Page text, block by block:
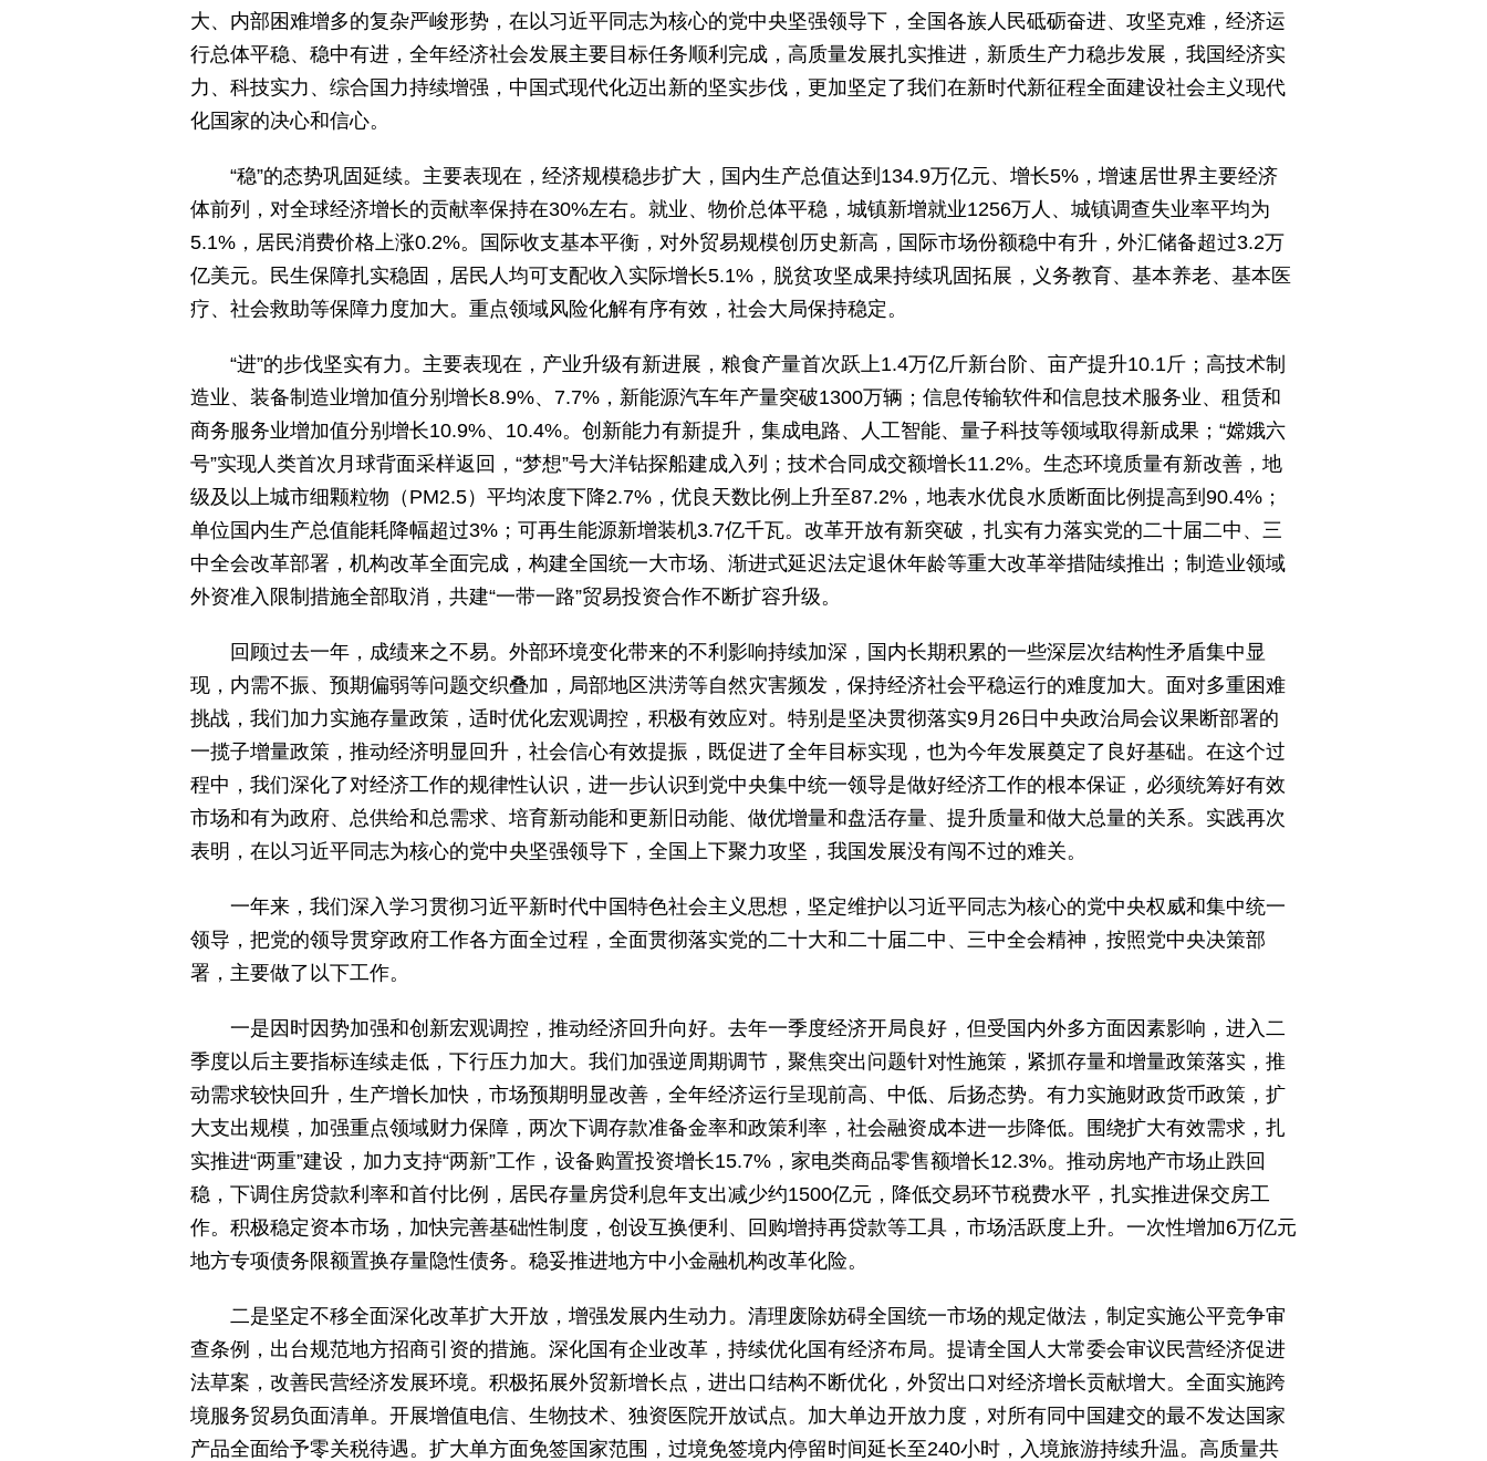
大、内部困难增多的复杂严峻形势，在以习近平同志为核心的党中央坚强领导下，全国各族人民砥砺奋进、攻坚克难，经济运
行总体平稳、稳中有进，全年经济社会发展主要目标任务顺利完成，高质量发展扎实推进，新质生产力稳步发展，我国经济实
力、科技实力、综合国力持续增强，中国式现代化迈出新的坚实步伐，更加坚定了我们在新时代新征程全面建设社会主义现代
化国家的决心和信心。
“稳”的态势巩固延续。主要表现在，经济规模稳步扩大，国内生产总值达到134.9万亿元、增长5%，增速居世界主要经济
体前列，对全球经济增长的贡献率保持在30%左右。就业、物价总体平稳，城镇新增就业1256万人、城镇调查失业率平均为
5.1%，居民消费价格上涨0.2%。国际收支基本平衡，对外贸易规模创历史新高，国际市场份额稳中有升，外汇储备超过3.2万
亿美元。民生保障扎实稳固，居民人均可支配收入实际增长5.1%，脱贫攻坚成果持续巩固拓展，义务教育、基本养老、基本医
疗、社会救助等保障力度加大。重点领域风险化解有序有效，社会大局保持稳定。
“进”的步伐坚实有力。主要表现在，产业升级有新进展，粮食产量首次跃上1.4万亿斤新台阶、亩产提升10.1斤；高技术制
造业、装备制造业增加值分别增长8.9%、7.7%，新能源汽车年产量突破1300万辆；信息传输软件和信息技术服务业、租赁和
商务服务业增加值分别增长10.9%、10.4%。创新能力有新提升，集成电路、人工智能、量子科技等领域取得新成果；“嫦娥六
号”实现人类首次月球背面采样返回，“梦想”号大洋钻探船建成入列；技术合同成交额增长11.2%。生态环境质量有新改善，地
级及以上城市细颗粒物（PM2.5）平均浓度下降2.7%，优良天数比例上升至87.2%，地表水优良水质断面比例提高到90.4%；
单位国内生产总值能耗降幅超过3%；可再生能源新增装机3.7亿千瓦。改革开放有新突破，扎实有力落实党的二十届二中、三
中全会改革部署，机构改革全面完成，构建全国统一大市场、渐进式延迟法定退休年龄等重大改革举措陆续推出；制造业领域
外资准入限制措施全部取消，共建“一带一路”贸易投资合作不断扩容升级。
回顾过去一年，成绩来之不易。外部环境变化带来的不利影响持续加深，国内长期积累的一些深层次结构性矛盾集中显
现，内需不振、预期偏弱等问题交织叠加，局部地区洪涝等自然灾害频发，保持经济社会平稳运行的难度加大。面对多重困难
挑战，我们加力实施存量政策，适时优化宏观调控，积极有效应对。特别是坚决贯彻落实9月26日中央政治局会议果断部署的
一揽子增量政策，推动经济明显回升，社会信心有效提振，既促进了全年目标实现，也为今年发展奠定了良好基础。在这个过
程中，我们深化了对经济工作的规律性认识，进一步认识到党中央集中统一领导是做好经济工作的根本保证，必须统筹好有效
市场和有为政府、总供给和总需求、培育新动能和更新旧动能、做优增量和盘活存量、提升质量和做大总量的关系。实践再次
表明，在以习近平同志为核心的党中央坚强领导下，全国上下聚力攻坚，我国发展没有闯不过的难关。
一年来，我们深入学习贯彻习近平新时代中国特色社会主义思想，坚定维护以习近平同志为核心的党中央权威和集中统一
领导，把党的领导贯穿政府工作各方面全过程，全面贯彻落实党的二十大和二十届二中、三中全会精神，按照党中央决策部
署，主要做了以下工作。
一是因时因势加强和创新宏观调控，推动经济回升向好。去年一季度经济开局良好，但受国内外多方面因素影响，进入二
季度以后主要指标连续走低，下行压力加大。我们加强逆周期调节，聚焦突出问题针对性施策，紧抓存量和增量政策落实，推
动需求较快回升，生产增长加快，市场预期明显改善，全年经济运行呈现前高、中低、后扬态势。有力实施财政货币政策，扩
大支出规模，加强重点领域财力保障，两次下调存款准备金率和政策利率，社会融资成本进一步降低。围绕扩大有效需求，扎
实推进“两重”建设，加力支持“两新”工作，设备购置投资增长15.7%，家电类商品零售额增长12.3%。推动房地产市场止跌回
稳，下调住房贷款利率和首付比例，居民存量房贷利息年支出减少约1500亿元，降低交易环节税费水平，扎实推进保交房工
作。积极稳定资本市场，加快完善基础性制度，创设互换便利、回购增持再贷款等工具，市场活跃度上升。一次性增加6万亿元
地方专项债务限额置换存量隐性债务。稳妥推进地方中小金融机构改革化险。
二是坚定不移全面深化改革扩大开放，增强发展内生动力。清理废除妨碍全国统一市场的规定做法，制定实施公平竞争审
查条例，出台规范地方招商引资的措施。深化国有企业改革，持续优化国有经济布局。提请全国人大常委会审议民营经济促进
法草案，改善民营经济发展环境。积极拓展外贸新增长点，进出口结构不断优化，外贸出口对经济增长贡献增大。全面实施跨
境服务贸易负面清单。开展增值电信、生物技术、独资医院开放试点。加大单边开放力度，对所有同中国建交的最不发达国家
产品全面给予零关税待遇。扩大单方面免签国家范围，过境免签境内停留时间延长至240小时，入境旅游持续升温。高质量共